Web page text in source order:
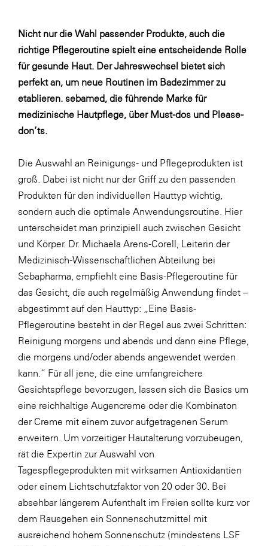
GBV - Verband gemeinnütziger
Bauvereinigungen
Getzner Werkstoffe
Heimat Österreich
ikp
Johnson & Johnson
JELD-WEN DANA
kosaplaner
LAT Nitrogen
Libro
Lidl Österreich
Die Menü-Manufaktur
MTH Retail Group
OMV
OptimaMed
PAGRO
PHH Rechtsanwält:innen
Primark
Salesforce
sebamed
SeneCura
SERVICE&MORE
SKINUANCE®
Somfy
Nicht nur die Wahl passender Produkte, auch die
richtige Pflegeroutine spielt eine entscheidende Rolle
für gesunde Haut. Der Jahreswechsel bietet sich
perfekt an, um neue Routinen im Badezimmer zu
etablieren. sebamed, die führende Marke für
medizinische Hautpflege, über Must-dos und Please-
don’ts.
Die Auswahl an Reinigungs- und Pflegeprodukten ist
groß. Dabei ist nicht nur der Griff zu den passenden
Produkten für den individuellen Hauttyp wichtig,
sondern auch die optimale Anwendungsroutine. Hier
unterscheidet man prinzipiell auch zwischen Gesicht
und Körper. Dr. Michaela Arens-Corell, Leiterin der
Medizinisch-Wissenschaftlichen Abteilung bei
Sebapharma, empfiehlt eine Basis-Pflegeroutine für
das Gesicht, die auch regelmäßig Anwendung findet –
abgestimmt auf den Hauttyp: „Eine Basis-
Pflegeroutine besteht in der Regel aus zwei Schritten:
Reinigung morgens und abends und dann eine Pflege,
die morgens und/oder abends angewendet werden
kann.“ Für all jene, die eine umfangreichere
Gesichtspflege bevorzugen, lassen sich die Basics um
eine reichhaltige Augencreme oder die Kombinaton
der Creme mit einem zuvor aufgetragenen Serum
erweitern. Um vorzeitiger Hautalterung vorzubeugen,
rät die Expertin zur Auswahl von
Tagespflegeprodukten mit wirksamen Antioxidantien
oder einem Lichtschutzfaktor von 20 oder 30. Bei
absehbar längerem Aufenthalt im Freien sollte kurz vor
dem Rausgehen ein Sonnenschutzmittel mit
ausreichend hohem Sonnenschutz (mindestens LSF